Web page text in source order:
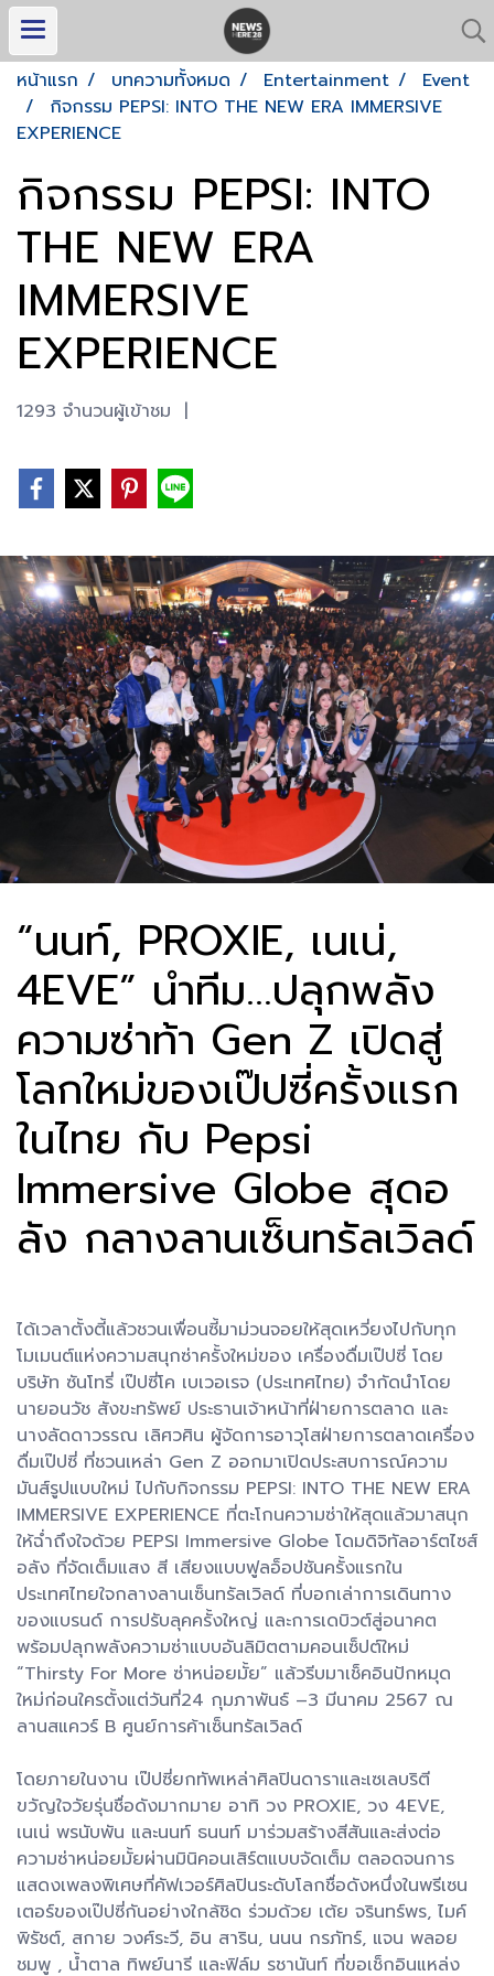
หน้าแรก บทความทั้งหมด Entertainment
Event
กิจกรรม PEPSI: INTO THE NEW ERA IMMERSIVE
EXPERIENCE
กิจกรรม PEPSI: INTO
THE NEW ERA
IMMERSIVE
EXPERIENCE
1293 จำนวนผู้เข้าชม |
“นนท์, PROXIE, เนเน่,
4EVE” นำทีม...ปลุกพลัง
ความซ่าท้า Gen Z เปิดสู่
โลกใหม่ของเป๊ปซี่ครั้งแรก
ในไทย กับ Pepsi
Immersive Globe สุดอ
ลัง กลางลานเซ็นทรัลเวิลด์
ได้เวลาตั้งตี้แล้วชวนเพื่อนซี้มาม่วนจอยให้สุดเหวี่ยงไปกับทุก
โมเมนต์แห่งความสนุกซ่าครั้งใหม่ของ เครื่องดื่มเป๊ปซี่ โดย
บริษัท ซันโทรี่ เป๊ปซี่โค เบเวอเรจ (ประเทศไทย) จำกัดนำโดย
นายอนวัช สังขะทรัพย์ ประธานเจ้าหน้าที่ฝ่ายการตลาด และ
นางลัดดาวรรณ เลิศวศิน ผู้จัดการอาวุโสฝ่ายการตลาดเครื่อง
ดื่มเป๊ปซี่ ที่ชวนเหล่า Gen Z ออกมาเปิดประสบการณ์ความ
มันส์รูปแบบใหม่ ไปกับกิจกรรม PEPSI: INTO THE NEW ERA
IMMERSIVE EXPERIENCE ที่ตะโกนความซ่าให้สุดแล้วมาสนุก
ให้ฉ่ำถึงใจด้วย PEPSI Immersive Globe โดมดิจิทัลอาร์ตไซส์
อลัง ที่จัดเต็มแสง สี เสียงแบบฟูลอ็อปชันครั้งแรกใน
ประเทศไทยใจกลางลานเซ็นทรัลเวิลด์ ที่บอกเล่าการเดินทาง
ของแบรนด์ การปรับลุคครั้งใหญ่ และการเดบิวต์สู่อนาคต
พร้อมปลุกพลังความซ่าแบบอันลิมิตตามคอนเซ็ปต์ใหม่
“Thirsty For More ซ่าหน่อยมั้ย” แล้วรีบมาเช็คอินปักหมุด
ใหม่ก่อนใครตั้งแต่วันที่24 กุมภาพันธ์ –3 มีนาคม 2567 ณ
ลานสแควร์ B ศูนย์การค้าเซ็นทรัลเวิลด์
โดยภายในงาน เป๊ปซี่ยกทัพเหล่าศิลปินดาราและเซเลบริตี
ขวัญใจวัยรุ่นชื่อดังมากมาย อาทิ วง PROXIE, วง 4EVE,
เนเน่ พรนับพัน และนนท์ ธนนท์ มาร่วมสร้างสีสันและส่งต่อ
ความซ่าหน่อยมั้ยผ่านมินิคอนเสิร์ตแบบจัดเต็ม ตลอดจนการ
แสดงเพลงพิเศษที่คัฟเวอร์ศิลปินระดับโลกชื่อดังหนึ่งในพรีเซน
เตอร์ของเป๊ปซี่กันอย่างใกล้ชิด ร่วมด้วย เต้ย จรินทร์พร, ไมค์
พิรัชต์, สกาย วงศ์ระวี, อิน สาริน, นนน กรภัทร์, แจน พลอย
ชมพู , น้ำตาล ทิพย์นารี และฟิล์ม รชานันท์ ที่ขอเช็กอินแหล่ง